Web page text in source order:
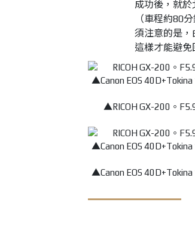
成功後，就
（車程約80
須注意的是，
這樣才能避免
▲RICOH GX-200。
▲Canon EOS